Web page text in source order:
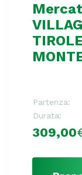
Partenza:
Durata:
309,00